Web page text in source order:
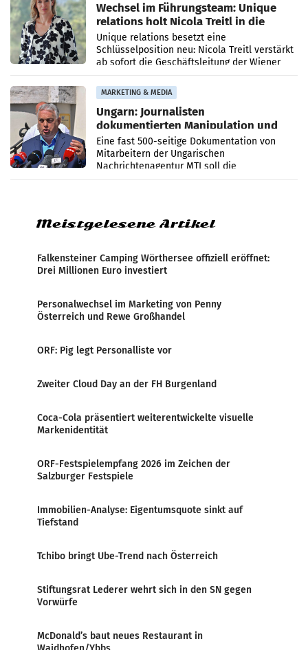
Wechsel im Führungsteam: Unique
relations holt Nicola Treitl in die
Geschäftsleitung
Unique relations besetzt eine
Schlüsselposition neu: Nicola Treitl verstärkt
ab sofort die Geschäftsleitung der Wiener
PR-Agentur an der Seite von Josef Kalina und
Anna Kalina-Mahr.
MARKETING & MEDIA
Ungarn: Journalisten
dokumentierten Manipulation und
Zensur
Eine fast 500-seitige Dokumentation von
Mitarbeitern der Ungarischen
Nachrichtenagentur MTI soll die
systematische Nachrichten-Manipulation und
Meistgelesene Artikel
Falkensteiner Camping Wörthersee offiziell eröffnet:
Drei Millionen Euro investiert
Personalwechsel im Marketing von Penny
Österreich und Rewe Großhandel
ORF: Pig legt Personalliste vor
Zweiter Cloud Day an der FH Burgenland
Coca-Cola präsentiert weiterentwickelte visuelle
Markenidentität
ORF-Festspielempfang 2026 im Zeichen der
Salzburger Festspiele
Immobilien-Analyse: Eigentumsquote sinkt auf
Tiefstand
Tchibo bringt Ube-Trend nach Österreich
Stiftungsrat Lederer wehrt sich in den SN gegen
Vorwürfe
McDonald’s baut neues Restaurant in